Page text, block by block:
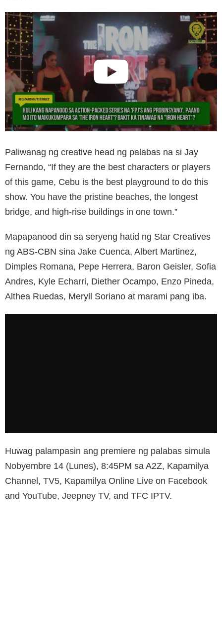
Paliwanag ng creative head ng palabas na si Jay
Fernando, “If they are the best characters or players
of this game, Cebu is the best playground to do this
show. You have the pristine beaches, the longest
bridge, and high-rise buildings in one town.”
Mapapanood din sa seryeng hatid ng Star Creatives
ng ABS-CBN sina Jake Cuenca, Albert Martinez,
Dimples Romana, Pepe Herrera, Baron Geisler, Sofia
Andres, Kyle Echarri, Diether Ocampo, Enzo Pineda,
Althea Ruedas, Meryll Soriano at marami pang iba.
Huwag palampasin ang premiere ng palabas simula
Nobyembre 14 (Lunes), 8:45PM sa A2Z, Kapamilya
Channel, TV5, Kapamilya Online Live on Facebook
and YouTube, Jeepney TV, and TFC IPTV.